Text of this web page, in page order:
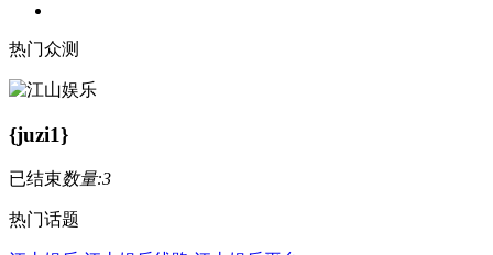
热门众测
{juzi1}
已结束数量:3
热门话题